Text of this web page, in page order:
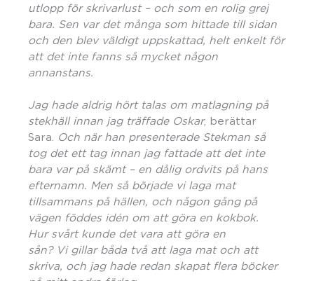
utlopp för skrivarlust – och som en rolig grej
bara. Sen var det många som hittade till sidan
och den blev väldigt uppskattad, helt enkelt för
att det inte fanns så mycket någon
annanstans.
Jag hade aldrig hört talas om matlagning på
stekhäll innan jag träffade Oskar, berättar
Sara.
Och när han presenterade Stekman så
tog det ett tag innan jag fattade att det inte
bara var på skämt – en dålig ordvits på hans
efternamn. Men så började vi laga mat
tillsammans på hällen, och någon gång på
vägen föddes idén om att göra en kokbok.
Hur svårt kunde det vara att göra en
sån? Vi gillar båda två att laga mat och att
skriva, och jag hade redan skapat flera böcker